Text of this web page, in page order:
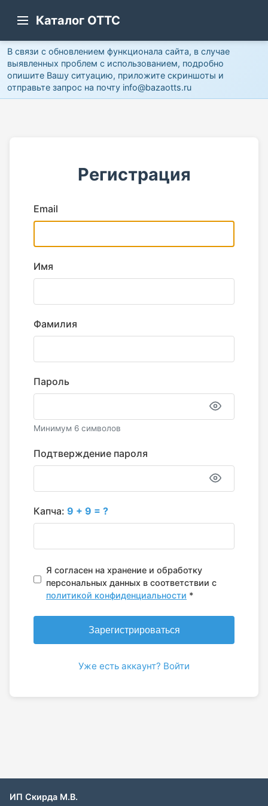
Каталог ОТТС
В связи с обновлением функционала сайта, в случае
выявленных проблем с использованием, подробно
опишите Вашу ситуацию, приложите скриншоты и
отправьте запрос на почту info@bazaotts.ru
Регистрация
Email
Имя
Фамилия
Пароль
Минимум 6 символов
Подтверждение пароля
Капча: 9 + 9 = ?
Я согласен на хранение и обработку
персональных данных в соответствии с
политикой конфиденциальности *
Зарегистрироваться
Уже есть аккаунт? Войти
ИП Скирда М.В.